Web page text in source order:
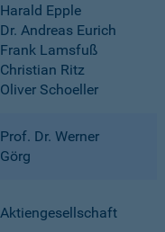
Harald Epple
Dr. Andreas Eurich
Frank Lamsfuß
Christian Ritz
Oliver Schoeller
Prof. Dr. Werner
Görg
Aktiengesellschaft